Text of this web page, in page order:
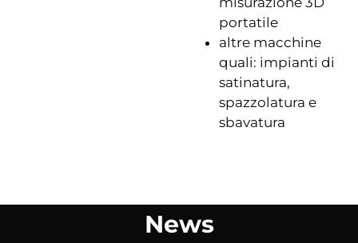
portatile
altre macchine
quali: impianti di
satinatura,
spazzolatura e
sbavatura
News